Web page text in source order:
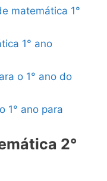
matemática 1°
1° ano
o 1° ano do
1° ano para
2°